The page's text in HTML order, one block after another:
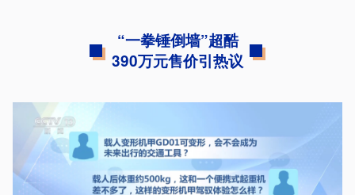
“一拳锤倒墙”超酷
390万元售价引热议